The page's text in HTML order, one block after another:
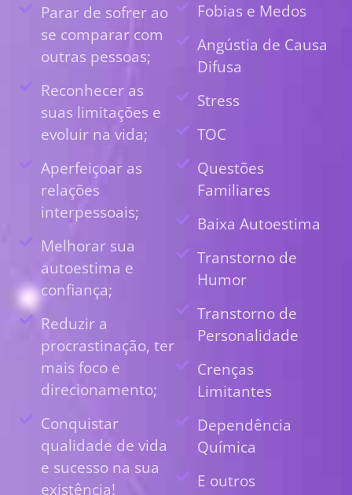
Parar de sofrer ao
se comparar com
outras pessoas;
Reconhecer as
suas limitações e
evoluir na vida;
Aperfeiçoar as
relações
interpessoais;
Melhorar sua
autoestima e
confiança;
Reduzir a
procrastinação, ter
mais foco e
direcionamento;
Conquistar
qualidade de vida
e sucesso na sua
existência!
Fobias e Medos
Angústia de Causa
Difusa
Stress
TOC
Questões
Familiares
Baixa Autoestima
Transtorno de
Humor
Transtorno de
Personalidade
Crenças
Limitantes
Dependência
Química
E outros